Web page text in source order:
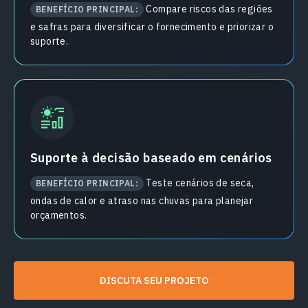
BENEFÍCIO PRINCIPAL:
Compare riscos das regiões
e safras para diversificar o fornecimento e priorizar o
suporte.
Suporte à decisão baseado em cenários
BENEFÍCIO PRINCIPAL:
Teste cenários de seca,
ondas de calor e atraso nas chuvas para planejar
orçamentos.
DISCUTA SEU PROJETO